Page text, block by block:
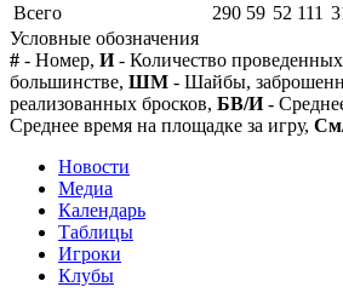
Всего
290 59 52 111
Условные обозначения
# - Номер, И- Количество
большинстве, ШМ - Шайбы,
реализованных бросков, БВ/И-
Среднее время на площадке за игру,
Новости
Медиа
Календарь
Таблицы
Игроки
Клубы